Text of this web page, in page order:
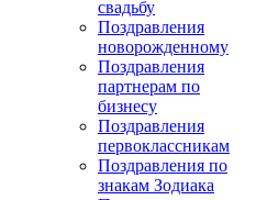
свадьбу
Поздравления
новорожденному
Поздравления
партнерам по
бизнесу
Поздравления
первоклассникам
Поздравления по
знакам Зодиака